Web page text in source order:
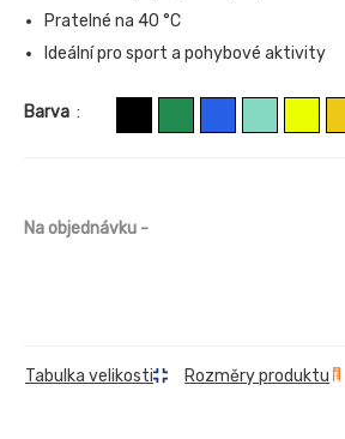
Pratelné na 40 °C
Ideální pro sport a pohybové aktivity
Barva :
Na objednávku -
Tabulka velikosti Rozměry produktu